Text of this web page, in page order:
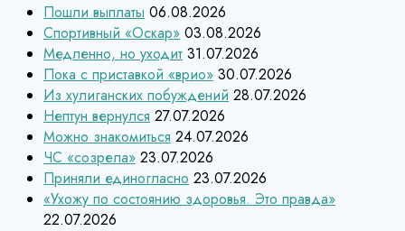
Пошли выплаты 06.08.2026
Спортивный «Оскар» 03.08.2026
Медленно, но уходит 31.07.2026
Пока с приставкой «врио» 30.07.2026
Из хулиганских побуждений 28.07.2026
Нептун вернулся 27.07.2026
Можно знакомиться 24.07.2026
ЧС «созрела» 23.07.2026
Приняли единогласно 23.07.2026
«Ухожу по состоянию здоровья. Это правда»
22.07.2026